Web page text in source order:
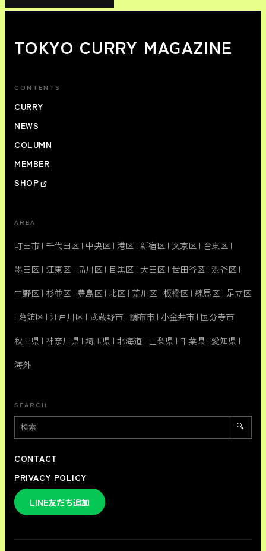
TOKYO CURRY MAGAZINE
CONTENTS
CURRY
NEWS
COLUMN
MEMBER
SHOP
AREA
町田市 | 千代田区 | 中央区 | 港区 | 新宿区 | 文京区 | 台東区 |
墨田区 | 江東区 | 品川区 | 目黒区 | 大田区 | 世田谷区 | 渋谷区 |
中野区 | 杉並区 | 豊島区 | 北区 | 荒川区 | 板橋区 | 練馬区 | 足立区
| 葛飾区 | 江戸川区 | 武蔵野市 | 調布市 | 小金井市 | 国分寺市
秋田県 | 神奈川県 | 埼玉県 | 北海道 | 山梨県 | 千葉県 | 愛知県 |
海外
SEARCH
🔍
CONTACT
PRIVACY POLICY
LINE友だち追加